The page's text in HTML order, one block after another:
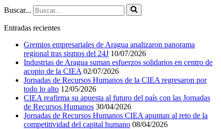
Buscar...
Entradas recientes
Gremios empresariales de Aragua analizaron panorama
regional tras sismos del 24J 10/07/2026
Industrias de Aragua suman esfuerzos solidarios en centro de
acopio de la CIEA 02/07/2026
Jornadas de Recursos Humanos de la CIEA regresaron por
todo lo alto 12/05/2026
CIEA reafirma su apuesta al futuro del país con las Jornadas
de Recursos Humanos 30/04/2026
Jornadas de Recursos Humanos CIEA apuntan al reto de la
competitividad del capital humano 08/04/2026